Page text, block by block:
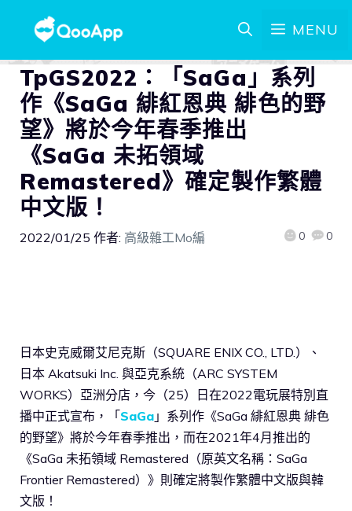
MENU
TpGS2022：「SaGa」系列
作《SaGa 緋紅恩典 緋色的野
望》將於今年春季推出
《SaGa 未拓領域
Remastered》確定製作繁體
中文版！
2022/01/25 作者: 高級雜工Mo編 0 0
日本史克威爾艾尼克斯（SQUARE ENIX CO., LTD.）、
日本 Akatsuki Inc. 與​​亞克系統（ARC SYSTEM
WORKS）亞洲分店，今（25）日在2022電玩展特別直
播中正式宣布，「SaGa 」系列作《SaGa 緋紅恩典 緋色
的野望》將於今年春季推出，而在2021年4月推出的
《SaGa 未拓領域 Remastered（原英文名稱：SaGa
Frontier Remastered）》則確定將製作繁體中文版與韓
文版！